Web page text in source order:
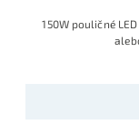
150W pouličné